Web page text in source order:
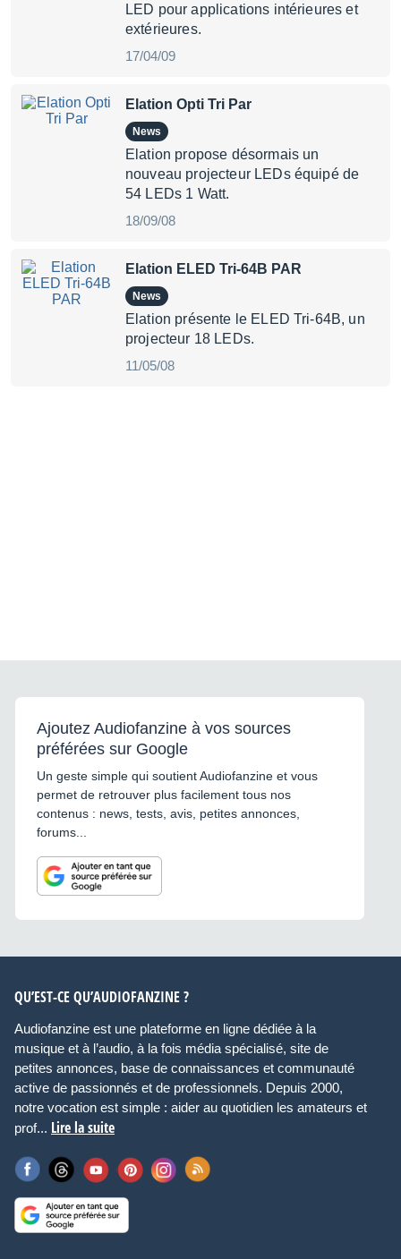
LED pour applications intérieures et
extérieures.
17/04/09
Elation Opti Tri Par
News
Elation propose désormais un
nouveau projecteur LEDs équipé de
54 LEDs 1 Watt.
18/09/08
Elation ELED Tri-64B PAR
News
Elation présente le ELED Tri-64B, un
projecteur 18 LEDs.
11/05/08
Ajoutez Audiofanzine à vos sources
préférées sur Google
Un geste simple qui soutient Audiofanzine et vous
permet de retrouver plus facilement tous nos
contenus : news, tests, avis, petites annonces,
forums...
QU’EST-CE QU’AUDIOFANZINE ?
Audiofanzine est une plateforme en ligne dédiée à la
musique et à l’audio, à la fois média spécialisé, site de
petites annonces, base de connaissances et communauté
active de passionnés et de professionnels. Depuis 2000,
notre vocation est simple : aider au quotidien les amateurs et
prof... Lire la suite